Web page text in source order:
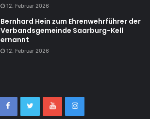
12. Februar 2026
Bernhard Hein zum Ehrenwehrführer der
Verbandsgemeinde Saarburg-Kell
ernannt
12. Februar 2026